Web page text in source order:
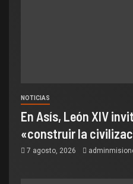
NOTICIAS
En Asís, León XIV
«construir la
7 agosto, 2026